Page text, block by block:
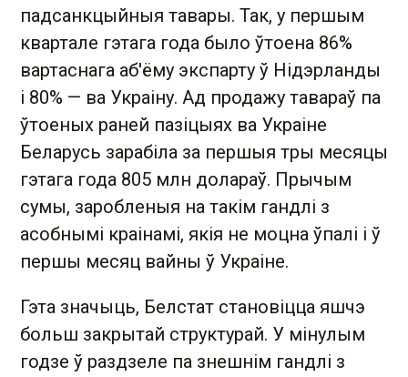
падсанкцыйныя тавары. Так, у першым
квартале гэтага года было ўтоена 86%
вартаснага аб'ёму экспарту ў Нідэрланды
і 80% — ва Украіну. Ад продажу тавараў па
ўтоеных раней пазіцыях ва Украіне
Беларусь зарабіла за першыя тры месяцы
гэтага года 805 млн долараў. Прычым
сумы, заробленыя на такім гандлі з
асобнымі краінамі, якія не моцна ўпалі і ў
першы месяц вайны ў Украіне.
Гэта значыць, Белстат становіцца яшчэ
больш закрытай структурай. У мінулым
годзе ў раздзеле па знешнім гандлі з